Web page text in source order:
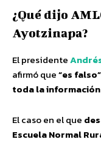
¿Qué dijo
Ayotzinapa?
El presidente
afirmó que“es falso”
toda la información
El caso en el que
Escuela Normal